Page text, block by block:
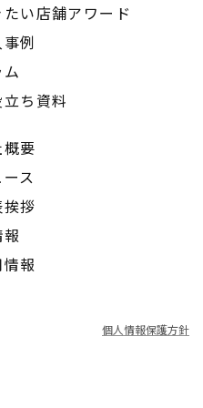
い店舗アワード
例
ち資料
要
ス
拶
報
個人情報保護方針